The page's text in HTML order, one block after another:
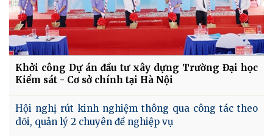
Khởi công Dự án đầu tư xây dựng Trường Đại học
Kiểm sát - Cơ sở chính tại Hà Nội
Hội nghị rút kinh nghiệm thông qua công tác theo
dõi, quản lý 2 chuyên đề nghiệp vụ